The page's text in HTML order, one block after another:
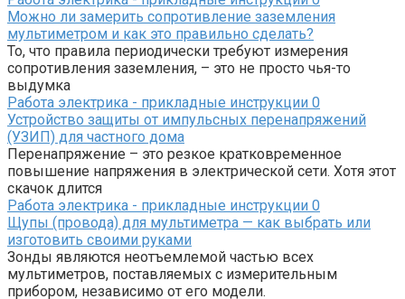
Можно ли замерить сопротивление заземления
мультиметром и как это правильно сделать?
То, что правила периодически требуют измерения
сопротивления заземления, – это не просто чья-то
выдумка
Работа электрика - прикладные инструкции 0
Устройство защиты от импульсных перенапряжений
(УЗИП) для частного дома
Перенапряжение – это резкое кратковременное
повышение напряжения в электрической сети. Хотя этот
скачок длится
Работа электрика - прикладные инструкции 0
Щупы (провода) для мультиметра — как выбрать или
изготовить своими руками
Зонды являются неотъемлемой частью всех
мультиметров, поставляемых с измерительным
прибором, независимо от его модели.